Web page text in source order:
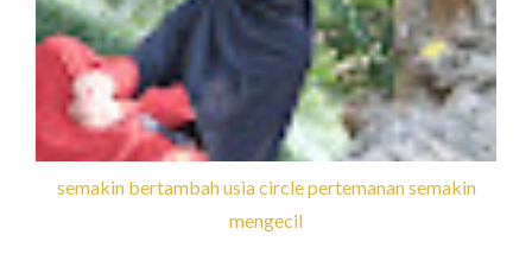
semakin bertambah usia circle pertemanan semakin
mengecil